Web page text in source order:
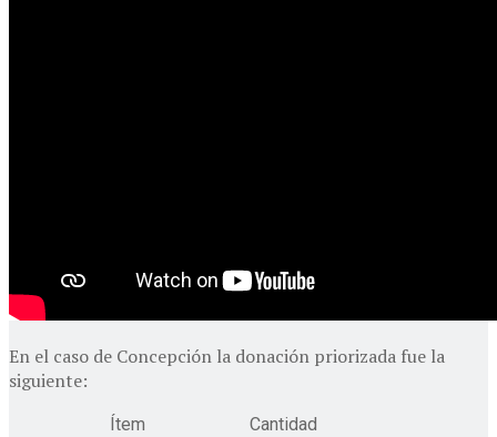
En el caso de Concepción la donación priorizada fue la
siguiente:
Ítem
Cantidad